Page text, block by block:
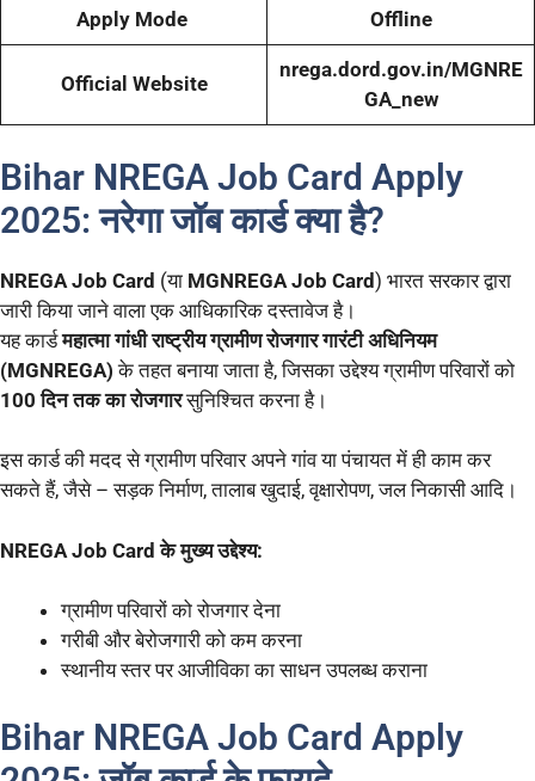
Apply Mode Offline
Official Website
nrega.dord.gov.in/MGNRE
GA_new
Bihar NREGA Job Card Apply
2025: नरेगा जॉब कार्ड क्या है?
NREGA Job Card (या MGNREGA Job Card) भारत सरकार द्वारा
जारी किया जाने वाला एक आधिकारिक दस्तावेज है।
यह कार्डमहात्मा गांधी राष्ट्रीय ग्रामीण रोजगार गारंटी अधिनियम
(MGNREGA) के तहत बनाया जाता है, जिसका उद्देश्य ग्रामीण परिवारों को
100 दिन तक का रोजगारसुनिश्चित करना है।
इस कार्ड की मदद से ग्रामीण परिवार अपने गांव या पंचायत में ही काम कर
सकते हैं, जैसे – सड़क निर्माण, तालाब खुदाई, वृक्षारोपण, जल निकासी आदि।
NREGA Job Card के मुख्य उद्देश्य:
ग्रामीण परिवारों को रोजगार देना
गरीबी और बेरोजगारी को कम करना
स्थानीय स्तर पर आजीविका का साधन उपलब्ध कराना
Bihar NREGA Job Card Apply